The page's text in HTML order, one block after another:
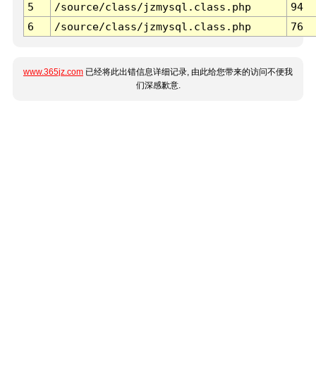
5
/source/class/jzmysql.class.php
94
6
/source/class/jzmysql.class.php 76
www.365jz.com 已经将此出错信息详细记录, 由此给您带来的访问不便我
们深感歉意.